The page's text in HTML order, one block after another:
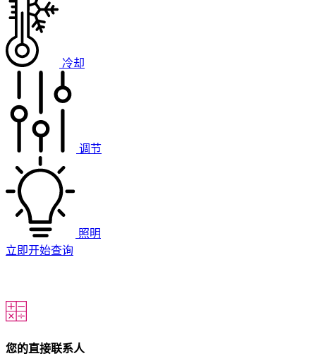
冷却
调节
照明
立即开始查询
您的直接联系人